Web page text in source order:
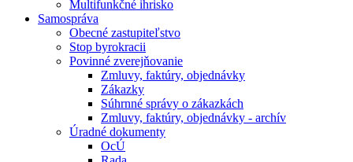
Multifunkčné ihrisko
Samospráva
Obecné zastupiteľstvo
Stop byrokracii
Povinné zverejňovanie
Zmluvy, faktúry, objednávky
Zákazky
Súhrnné správy o zákazkách
Zmluvy, faktúry, objednávky - archív
Úradné dokumenty
OcÚ